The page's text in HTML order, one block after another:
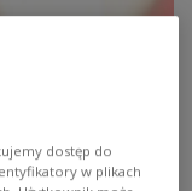
dostęp do
w plikach